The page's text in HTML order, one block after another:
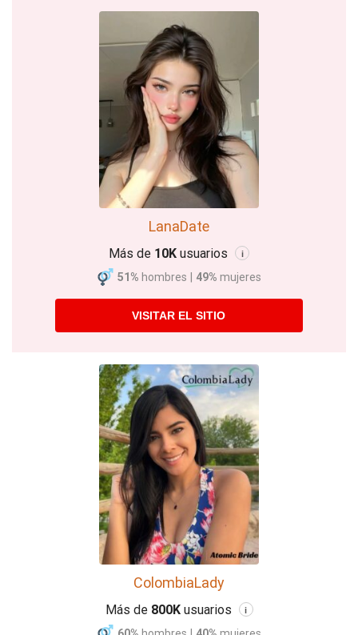
LanaDate
Más de 10K usuarios i
51% hombres 49% mujeres
VISITAR EL SITIO
ColombiaLady
Más de 800Kusuarios i